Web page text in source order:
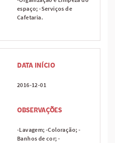
espaço; -Serviços de
Cafetaria.
DATA INÍCIO
2016-12-01
OBSERVAÇÕES
-Lavagem; -Coloração; -
Banhos de cor; -